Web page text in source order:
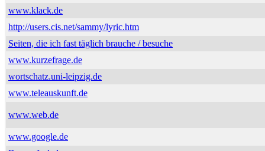
www.klack.de
http://users.cis.net/sammy/lyric.htm
Seiten, die ich fast täglich brauche / besuche
www.kurzefrage.de
wortschatz.uni-leipzig.de
www.teleauskunft.de
www.web.de
www.google.de